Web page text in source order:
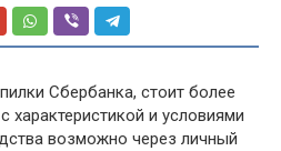
Сбербанка, стоит более
характеристикой и условиями
возможно через личный